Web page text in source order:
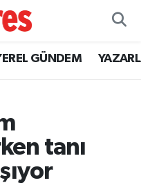
GÜNDEM
tanı
Fikstür